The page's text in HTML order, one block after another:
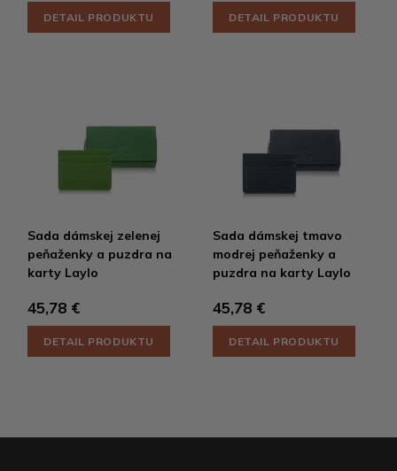
DETAIL PRODUKTU DETAIL PRODUKTU
Sada dámskej zelenej
peňaženky a puzdra na
karty Laylo
45,78 €
DETAIL PRODUKTU
Sada dámskej tmavo
modrej peňaženky a
puzdra na karty Laylo
45,78 €
DETAIL PRODUKTU